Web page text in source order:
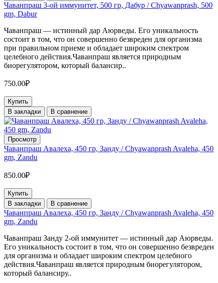
Чаванпраш 3-ой иммунитет, 500 гр, Дабур / Chyawanprash, 500
gm, Dabur
Чаванпраш — истинный дар Аюрведы. Его уникальность
состоит в том, что он совершенно безвреден для организма
при правильном приеме и обладает широким спектром
целебного действия.Чаванпраш является природным
биорегулятором, который балансир..
750.00₽
Купить
В закладки
В сравнение
Просмотр
Чаванпраш Авалеха, 450 гр, Занду / Chyawanprash Avaleha, 450
gm, Zandu
850.00₽
Купить
В закладки
В сравнение
Чаванпраш Авалеха, 450 гр, Занду / Chyawanprash Avaleha, 450
gm, Zandu
Чаванпраш Занду 2-ой иммунитет — истинный дар Аюрведы.
Его уникальность состоит в том, что он совершенно безвреден
для организма и обладает широким спектром целебного
действия.Чаванпраш является природным биорегулятором,
который балансиру..